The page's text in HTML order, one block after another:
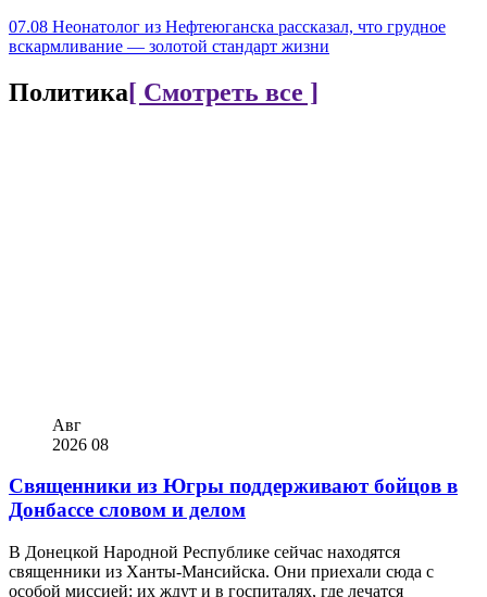
07.08 Неонатолог из Нефтеюганска рассказал, что грудное
вскармливание — золотой стандарт жизни
Политика[ Смотреть все ]
Авг
2026 08
Священники из Югры поддерживают бойцов в
Донбассе словом и делом
В Донецкой Народной Республике сейчас находятся
священники из Ханты-Мансийска. Они приехали сюда с
особой миссией: их ждут и в госпиталях, где лечатся